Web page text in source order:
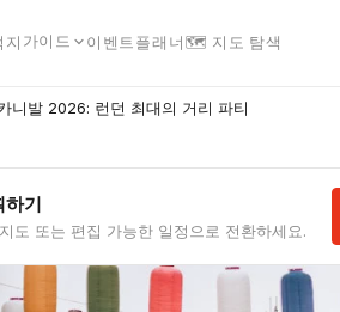
지 가이드 이벤트 플래너🗺 지도 탐색
니발 2026: 런던 최대의 거리 파티
하기
도 또는 편집 가능한 일정으로 전환하세요.